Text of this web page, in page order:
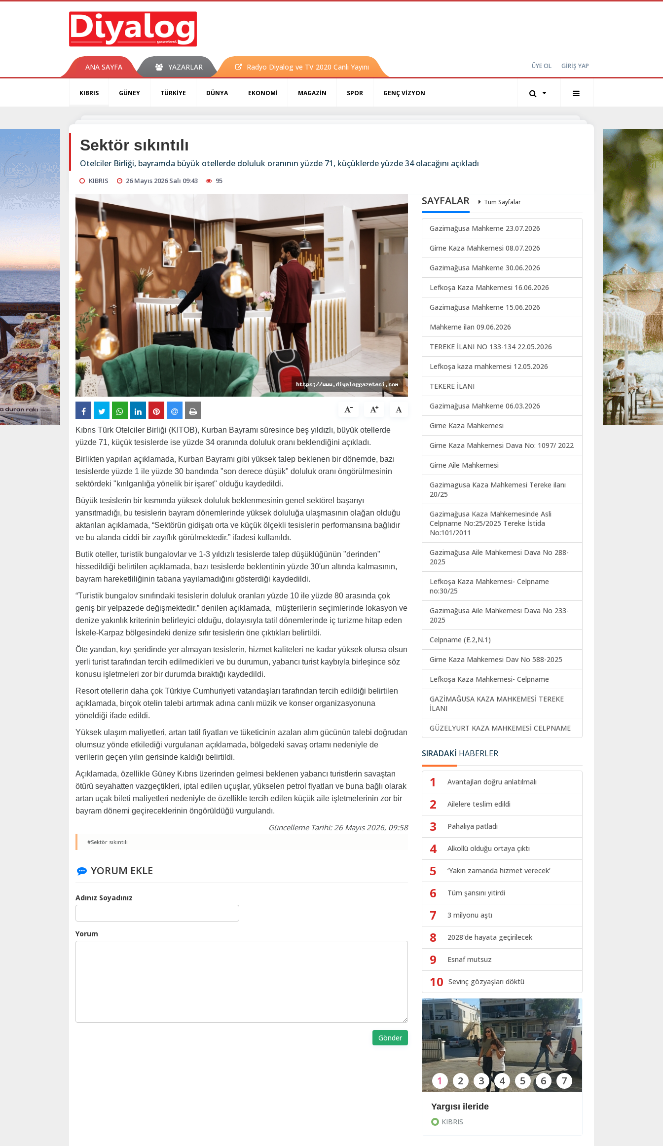
ANA SAYFA YAZARLAR Radyo Diyalog ve TV 2020 Canlı Yayını ÜYE OL GİRİŞ YAP
KIBRIS GÜNEY TÜRKİYE DÜNYA EKONOMİ MAGAZİN SPOR GENÇ VİZYON
Sektör sıkıntılı
Otelciler Birliği, bayramda büyük otellerde doluluk oranının yüzde 71, küçüklerde yüzde 34 olacağını açıkladı
KIBRIS 26 Mayıs 2026 Salı 09:43 95
Kıbrıs Türk Otelciler Birliği (KITOB), Kurban Bayramı süresince beş yıldızlı, büyük otellerde
yüzde 71, küçük tesislerde ise yüzde 34 oranında doluluk oranı beklendiğini açıkladı.
Birlikten yapılan açıklamada, Kurban Bayramı gibi yüksek talep beklenen bir dönemde, bazı
tesislerde yüzde 1 ile yüzde 30 bandında "son derece düşük" doluluk oranı öngörülmesinin
sektördeki "kırılganlığa yönelik bir işaret" olduğu kaydedildi.
Büyük tesislerin bir kısmında yüksek doluluk beklenmesinin genel sektörel başarıyı
yansıtmadığı, bu tesislerin bayram dönemlerinde yüksek doluluğa ulaşmasının olağan olduğu
aktarılan açıklamada, “Sektörün gidişatı orta ve küçük ölçekli tesislerin performansına bağlıdır
ve bu alanda ciddi bir zayıflık görülmektedir.” ifadesi kullanıldı.
Butik oteller, turistik bungalovlar ve 1-3 yıldızlı tesislerde talep düşüklüğünün "derinden"
hissedildiği belirtilen açıklamada, bazı tesislerde beklentinin yüzde 30'un altında kalmasının,
bayram hareketliliğinin tabana yayılamadığını gösterdiği kaydedildi.
“Turistik bungalov sınıfındaki tesislerin doluluk oranları yüzde 10 ile yüzde 80 arasında çok
geniş bir yelpazede değişmektedir.” denilen açıklamada, müşterilerin seçimlerinde lokasyon ve
denize yakınlık kriterinin belirleyici olduğu, dolayısıyla tatil dönemlerinde iç turizme hitap eden
İskele-Karpaz bölgesindeki denize sıfır tesislerin öne çıktıkları belirtildi.
Öte yandan, kıyı şeridinde yer almayan tesislerin, hizmet kaliteleri ne kadar yüksek olursa olsun
yerli turist tarafından tercih edilmedikleri ve bu durumun, yabancı turist kaybıyla birleşince söz
konusu işletmeleri zor bir durumda bıraktığı kaydedildi.
Resort otellerin daha çok Türkiye Cumhuriyeti vatandaşları tarafından tercih edildiği belirtilen
açıklamada, birçok otelin talebi artırmak adına canlı müzik ve konser organizasyonuna
yöneldiği ifade edildi.
Yüksek ulaşım maliyetleri, artan tatil fiyatları ve tüketicinin azalan alım gücünün talebi doğrudan
olumsuz yönde etkilediği vurgulanan açıklamada, bölgedeki savaş ortamı nedeniyle de
verilerin geçen yılın gerisinde kaldığı belirtildi.
Açıklamada, özellikle Güney Kıbrıs üzerinden gelmesi beklenen yabancı turistlerin savaştan
ötürü seyahatten vazgeçtikleri, iptal edilen uçuşlar, yükselen petrol fiyatları ve buna bağlı olarak
artan uçak bileti maliyetleri nedeniyle de özellikle tercih edilen küçük aile işletmelerinin zor bir
bayram dönemi geçireceklerinin öngörüldüğü vurgulandı.
Güncelleme Tarihi: 26 Mayıs 2026, 09:58
#Sektör sıkıntılı
YORUM EKLE
Adınız Soyadınız
Yorum
Gönder
SAYFALAR Tüm Sayfalar
Gazimağusa Mahkeme 23.07.2026
Girne Kaza Mahkemesi 08.07.2026
Gazimağusa Mahkeme 30.06.2026
Lefkoşa Kaza Mahkemesi 16.06.2026
Gazimağusa Mahkeme 15.06.2026
Mahkeme ilan 09.06.2026
TEREKE İLANI NO 133-134 22.05.2026
Lefkoşa kaza mahkemesi 12.05.2026
TEKERE İLANI
Gazimağusa Mahkeme 06.03.2026
Girne Kaza Mahkemesi
Girne Kaza Mahkemesi Dava No: 1097/ 2022
Girne Aile Mahkemesi
Gazimagusa Kaza Mahkemesi Tereke ilanı
20/25
Gazimağusa Kaza Mahkemesinde Asli
Celpname No:25/2025 Tereke İstida
No:101/2011
Gazimağusa Aile Mahkemesi Dava No 288-
2025
Lefkoşa Kaza Mahkemesi- Celpname
no:30/25
Gazimağusa Aile Mahkemesi Dava No 233-
2025
Celpname (E.2,N.1)
Girne Kaza Mahkemesi Dav No 588-2025
Lefkoşa Kaza Mahkemesi- Celpname
GAZİMAĞUSA KAZA MAHKEMESİ TEREKE
İLANI
GÜZELYURT KAZA MAHKEMESİ CELPNAME
SIRADAKİ HABERLER
1 Avantajları doğru anlatılmalı
2 Ailelere teslim edildi
3 Pahalıya patladı
4 Alkollü olduğu ortaya çıktı
5 ‘Yakın zamanda hizmet verecek’
6 Tüm şansını yitirdi
7 3 milyonu aştı
8 2028'de hayata geçirilecek
9 Esnaf mutsuz
10 Sevinç gözyaşları döktü
Yargısı ileride
KIBRIS
1 2 3 4 5 6 7